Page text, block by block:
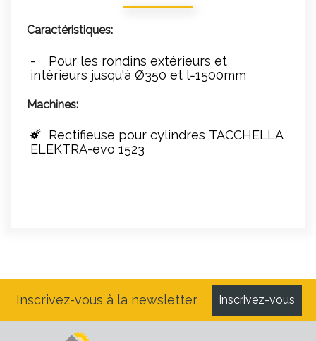
Caractéristiques:
Pour les rondins extérieurs et
intérieurs jusqu'à Ø350 et l=1500mm
Machines:
Rectifieuse pour cylindres TACCHELLA
ELEKTRA-evo 1523
Inscrivez-vous à la newsletter Inscrivez-vous